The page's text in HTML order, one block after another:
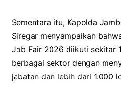
Sementara itu, Kapolda
Siregar menyampaikan
Job Fair 2026 diikuti sekitar
berbagai sektor dengan
jabatan dan lebih dari 1.000